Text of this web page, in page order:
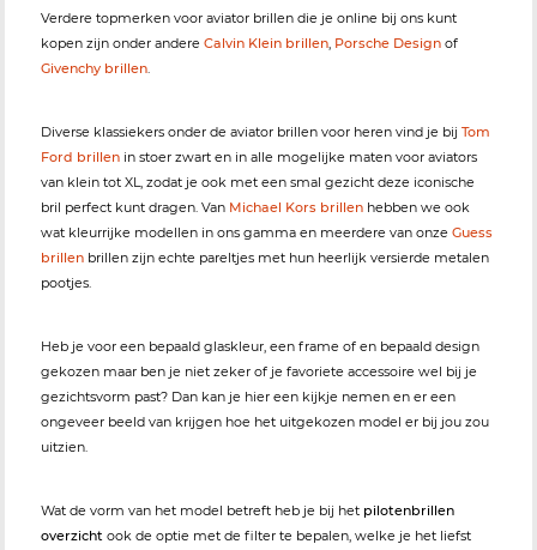
Verdere topmerken voor aviator brillen die je online bij ons kunt
kopen zijn onder andere Calvin Klein brillen, Porsche Design of
Givenchy brillen.
Diverse klassiekers onder de aviator brillen voor heren vind je bij Tom
Ford brillen in stoer zwart en in alle mogelijke maten voor aviators
van klein tot XL, zodat je ook met een smal gezicht deze iconische
bril perfect kunt dragen. Van Michael Kors brillen hebben we ook
wat kleurrijke modellen in ons gamma en meerdere van onze Guess
brillen brillen zijn echte pareltjes met hun heerlijk versierde metalen
pootjes.
Heb je voor een bepaald glaskleur, een frame of en bepaald design
gekozen maar ben je niet zeker of je favoriete accessoire wel bij je
gezichtsvorm past? Dan kan je hier een kijkje nemen en er een
ongeveer beeld van krijgen hoe het uitgekozen model er bij jou zou
uitzien.
Wat de vorm van het model betreft heb je bij het pilotenbrillen
overzicht ook de optie met de filter te bepalen, welke je het liefst